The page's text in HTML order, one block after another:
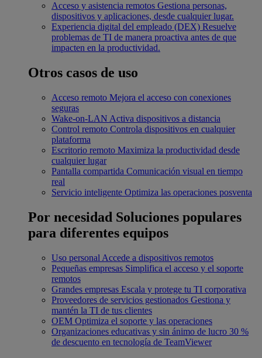
Acceso y asistencia remotos Gestiona personas,
dispositivos y aplicaciones, desde cualquier lugar.
Experiencia digital del empleado (DEX) Resuelve
problemas de TI de manera proactiva antes de que
impacten en la productividad.
Otros casos de uso
Acceso remoto Mejora el acceso con conexiones
seguras
Wake-on-LAN Activa dispositivos a distancia
Control remoto Controla dispositivos en cualquier
plataforma
Escritorio remoto Maximiza la productividad desde
cualquier lugar
Pantalla compartida Comunicación visual en tiempo
real
Servicio inteligente Optimiza las operaciones posventa
Por necesidad Soluciones populares
para diferentes equipos
Uso personal Accede a dispositivos remotos
Pequeñas empresas Simplifica el acceso y el soporte
remotos
Grandes empresas Escala y protege tu TI corporativa
Proveedores de servicios gestionados Gestiona y
mantén la TI de tus clientes
OEM Optimiza el soporte y las operaciones
Organizaciones educativas y sin ánimo de lucro 30 %
de descuento en tecnología de TeamViewer